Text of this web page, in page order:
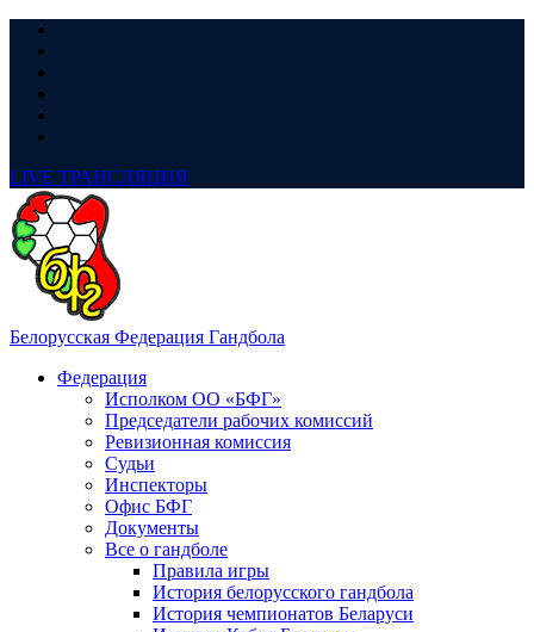
LIVE ТРАНСЛЯЦИЯ
Белорусская Федерация Гандбола
Федерация
Исполком ОО «БФГ»
Председатели рабочих комиссий
Ревизионная комиссия
Судьи
Инспекторы
Офис БФГ
Документы
Все о гандболе
Правила игры
История белорусского гандбола
История чемпионатов Беларуси